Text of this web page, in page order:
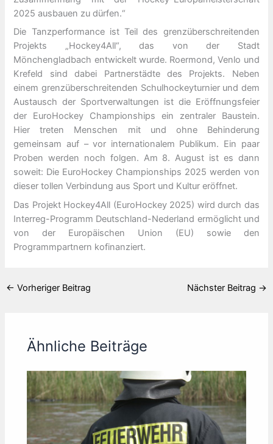
2025 ausbauen zu dürfen.“
Die Tanzperformance ist Teil des grenzüberschreitenden
Projekts „Hockey4All“, das von der Stadt
Mönchengladbach entwickelt wurde. Roermond, Venlo und
Krefeld sind dabei Partnerstädte des Projekts. Neben
einem grenzüberschreitenden Schulhockeyturnier und dem
Austausch der Sportverwaltungen ist die Eröffnungsfeier
der EuroHockey Championships ein zentraler Baustein.
Hier treten Menschen mit und ohne Behinderung
gemeinsam auf – vor internationalem Publikum. Ein paar
Proben werden noch folgen. Am 8. August ist es dann
soweit: Die EuroHockey Championships 2025 werden von
dieser tollen Verbindung aus Sport und Kultur eröffnet.
Das Projekt Hockey4All (EuroHockey 2025) wird durch das
Interreg-Programm Deutschland-Nederland ermöglicht und
von der Europäischen Union (EU) sowie den
Programmpartnern kofinanziert.
← Vorheriger Beitrag Nächster Beitrag →
Ähnliche Beiträge